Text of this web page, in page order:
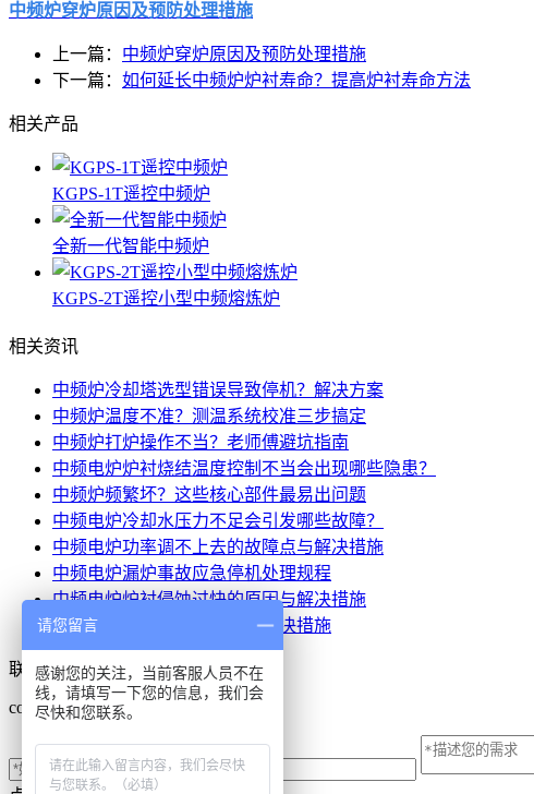
中频炉穿炉原因及预防处理措施
上一篇： 中频炉穿炉原因及预防处理措施
下一篇： 如何延长中频炉炉衬寿命？提高炉衬寿命方法
相关产品
KGPS-1T遥控中频炉
全新一代智能中频炉
KGPS-2T遥控小型中频熔炼炉
相关资讯
中频炉冷却塔选型错误导致停机？解决方案
中频炉温度不准？测温系统校准三步搞定
中频炉打炉操作不当？老师傅避坑指南
中频电炉炉衬烧结温度控制不当会出现哪些隐患？
中频炉频繁坏？这些核心部件最易出问题
中频电炉冷却水压力不足会引发哪些故障？
中频电炉功率调不上去的故障点与解决措施
中频电炉漏炉事故应急停机处理规程
中频电炉炉衬侵蚀过快的原因与解决措施
中频电炉炉衬开裂的原因与解决措施
联系我们
contact us
请您留言
感谢您的关注，当前客服人员不在
线，请填写一下您的信息，我们会
尽快和您联系。